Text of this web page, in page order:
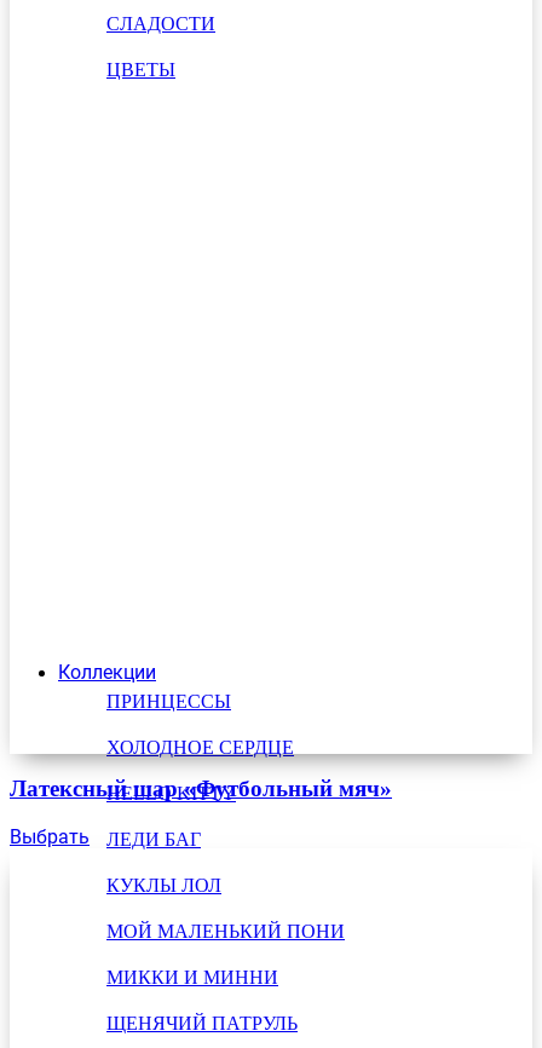
СЛАДОСТИ
ЦВЕТЫ
Коллекции
ПРИНЦЕССЫ
ХОЛОДНОЕ СЕРДЦЕ
HELLO KITTY
ЛЕДИ БАГ
КУКЛЫ ЛОЛ
МОЙ МАЛЕНЬКИЙ ПОНИ
МИККИ И МИННИ
ЩЕНЯЧИЙ ПАТРУЛЬ
Латексный шар «Футбольный мяч»
Выбрать